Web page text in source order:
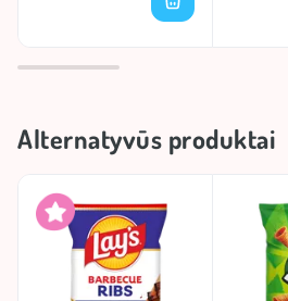
Alternatyvūs produktai